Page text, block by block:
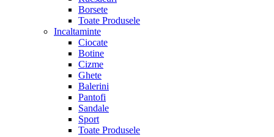
Borsete
Toate Produsele
Incaltaminte
Ciocate
Botine
Cizme
Ghete
Balerini
Pantofi
Sandale
Sport
Toate Produsele